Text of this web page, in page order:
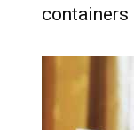
containers